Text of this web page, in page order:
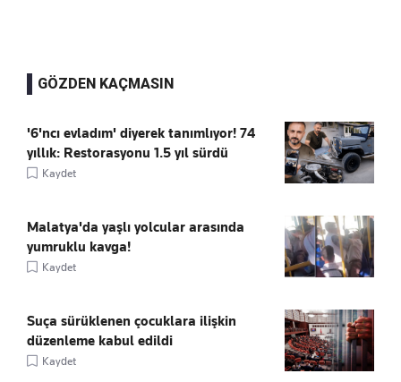
GÖZDEN KAÇMASIN
'6'ncı evladım' diyerek tanımlıyor! 74
yıllık: Restorasyonu 1.5 yıl sürdü
Kaydet
Malatya'da yaşlı yolcular arasında
yumruklu kavga!
Kaydet
Suça sürüklenen çocuklara ilişkin
düzenleme kabul edildi
Kaydet